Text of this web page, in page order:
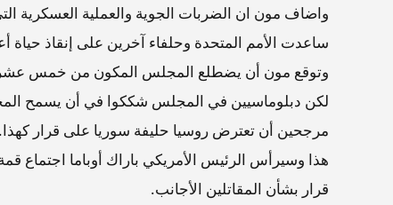
واضاف مون ان الضربات الجوية والعملية العسكرية
ساعدت الأمم المتحدة وحلفاء آخرين على إنقاذ حياة
وتوقع مون أن يضطلع المجلس المكون من خمس
لكن دبلوماسيين في المجلس شككوا في أن يسمح
مرجحين أن تعترض روسيا حليفة سوريا على قرار كهذا.
هذا وسيرأس الرئيس الأمريكي باراك أوباما اجتماع
قرار بشأن المقاتلين الأجانب.